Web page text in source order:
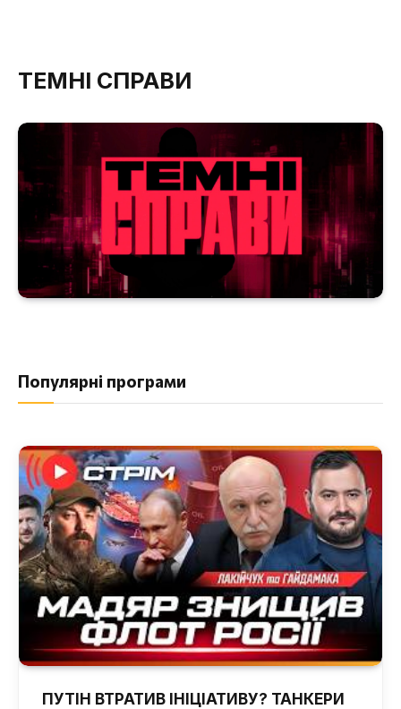
ТЕМНІ СПРАВИ
Популярні програми
ПУТІН ВТРАТИВ ІНІЦІАТИВУ? ТАНКЕРИ